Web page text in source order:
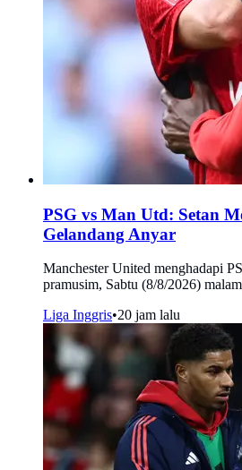
PSG vs Man Utd: Setan
Gelandang Anyar
Manchester United menghadapi
pramusim, Sabtu (8/8/2026)
Liga Inggris•20 jam lalu